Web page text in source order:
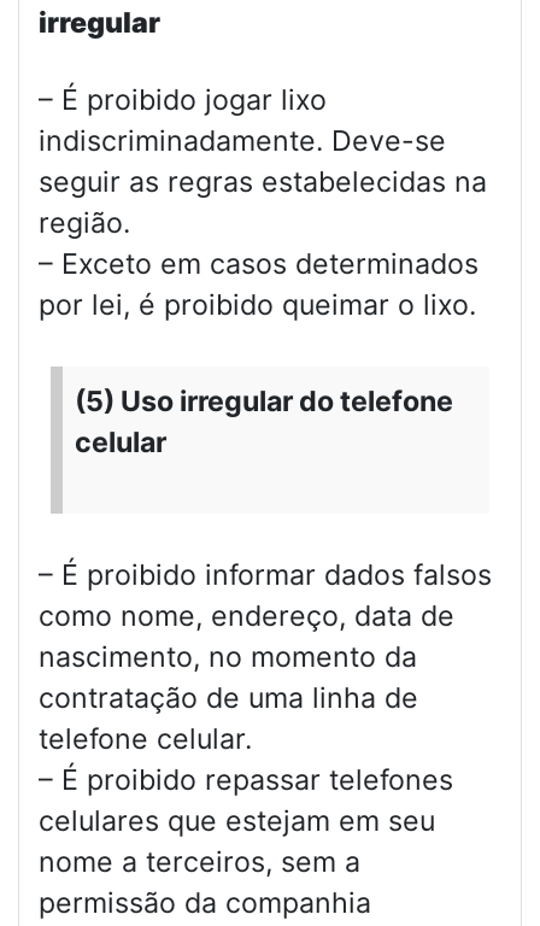
irregular
– É proibido jogar lixo
indiscriminadamente. Deve-se
seguir as regras estabelecidas na
região.
– Exceto em casos determinados
por lei, é proibido queimar o lixo.
(5) Uso irregular do telefone
celular
– É proibido informar dados falsos
como nome, endereço, data de
nascimento, no momento da
contratação de uma linha de
telefone celular.
– É proibido repassar telefones
celulares que estejam em seu
nome a terceiros, sem a
permissão da companhia